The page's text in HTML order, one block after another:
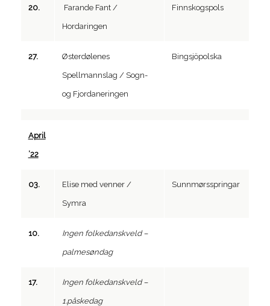
20. Farande Fant /
Hordaringen
Finnskogspols
27. Østerdølenes
Spellmannslag / Sogn-
og Fjordaneringen
Bingsjöpolska
April
’22
03. Elise med venner /
Symra
Sunnmørsspringar
10. Ingen folkedanskveld –
palmesøndag
17. Ingen folkedanskveld –
1.påskedag